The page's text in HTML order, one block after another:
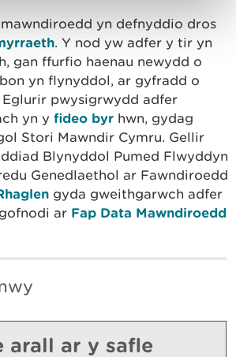
yn defnyddio dros
. Y nod yw adfer y tir yn
gan ffurfio haenau newydd o
yn flynyddol, ar gyfradd o
pwysigrwydd adfer
yn y fideo byr hwn, gydag
Stori Mawndir Cymru. Gellir
Blynyddol Pumed Flwyddyn
Genedlaethol ar Fawndiroedd
gyda gweithgarwch adfer
ar Fap Data Mawndiroedd
arall ar y safle